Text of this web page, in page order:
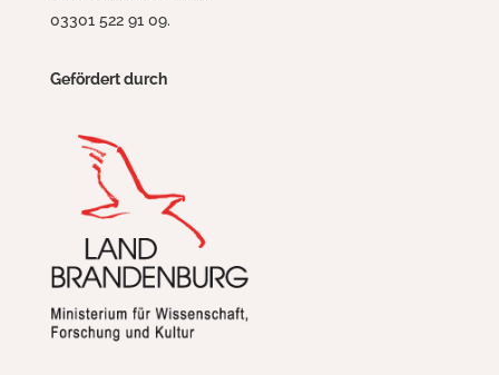
03301 522 91 09.
Gefördert durch